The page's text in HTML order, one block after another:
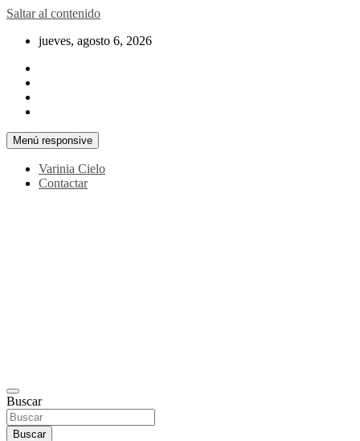
Saltar al contenido
jueves, agosto 6, 2026
Menú responsive
Varinia Cielo
Contactar
Buscar
Buscar